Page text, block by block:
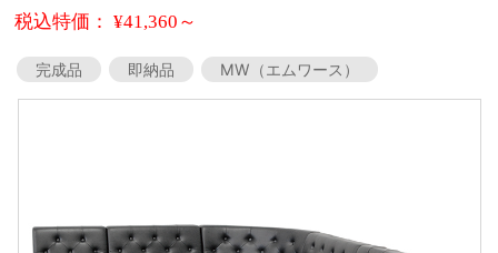
税込特価： ¥41,360～
完成品 即納品 MW（エムワース）